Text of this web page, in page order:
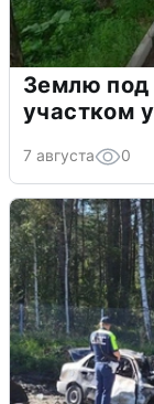
Землю
участком
7 августа 0